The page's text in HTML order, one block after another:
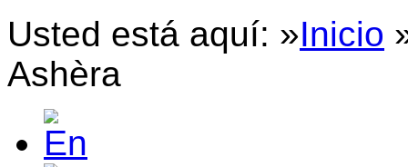
Usted está aquí: »Inicio
Ashèra